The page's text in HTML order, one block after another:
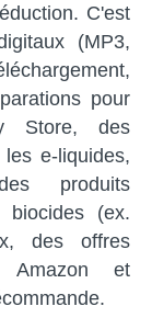
C'est
(MP3,
pour
Store, des
e-liquides,
produits
biocides (ex.
des offres
Amazon et